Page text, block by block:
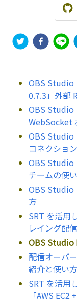
OBS Studio
0.7.3」外部
OBS Studio
WebSocket
OBS Studio
コネクショ
OBS Studio
チームの使
OBS Studio
方
SRT を活用
レイング配
OBS Studio
配信オーバ
紹介と使い方
SRT を活用
「AWS EC2